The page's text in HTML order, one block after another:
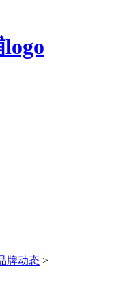
牌动态 >